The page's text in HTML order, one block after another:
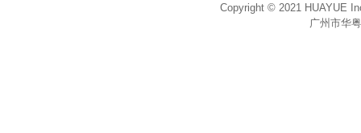
Copyright © 2021 HUAYUE
广州市华